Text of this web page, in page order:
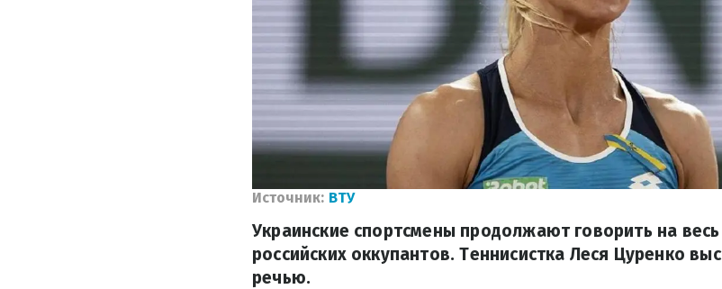
Источник: ВТУ
Украинские спортсмены продолжают говорить на
российских оккупантов. Теннисистка Леся Цуренко
речью.